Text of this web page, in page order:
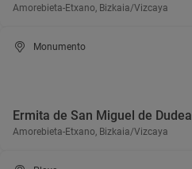
Amorebieta-Etxano, Bizkaia/Vizcaya
Monumento
Ermita de San Miguel de Dudea
Amorebieta-Etxano, Bizkaia/Vizcaya